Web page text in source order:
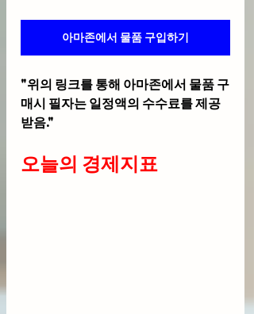
아마존에서 물품 구입하기
"위의 링크를 통해 아마존에서 물품 구
매시 필자는 일정액의 수수료를 제공
받음."
오늘의 경제지표